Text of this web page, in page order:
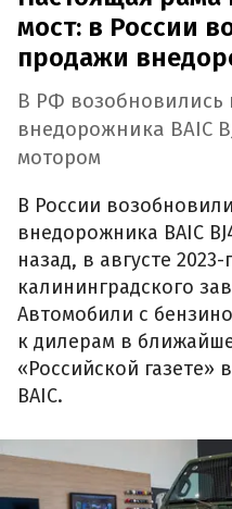
мост: в России
продажи
В РФ
внедорожника BAIC
мотором
В России
внедорожника BAIC
назад, в августе
калининградского
Автомобили с
к дилерам в
«Российской газете»
BAIC.